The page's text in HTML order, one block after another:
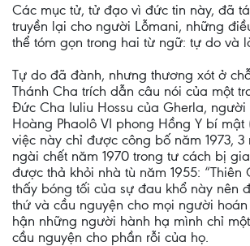
Các mục tử, tử đạo vì đức tin này, đã
truyền lại cho người Lỗmani, những
thể tóm gọn trong hai từ ngữ: tự do và
Tự do đã đành, nhưng thương xót ở
Thánh Cha trích dẫn câu nói của một
Đức Cha Iuliu Hossu của Gherla,
Hoàng Phaolô VI phong Hồng Y bí mật
việc này chỉ được công bố năm 1973, 3
ngài chết năm 1970 trong tư cách bị
được thả khỏi nhà tù năm 1955: “Thiên
thấy bóng tối của sự đau khổ này nên
thứ và cầu nguyện cho mọi người hoán
hận những người hành hạ mình chỉ
cầu nguyện cho phần rỗi của họ.